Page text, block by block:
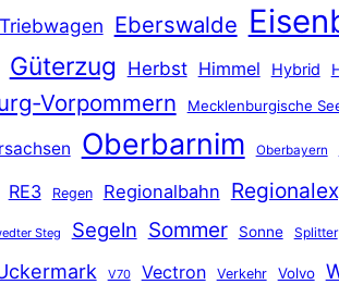
Eberswalde
Güterzug Herbst Himmel Hybrid
Vorpommern Mecklenburgische
Oberbarnim Oberbayern
RE3 Regen Regionalbahn
Steg Segeln Sommer Sonne Splitter
V70 Vectron Verkehr Volvo